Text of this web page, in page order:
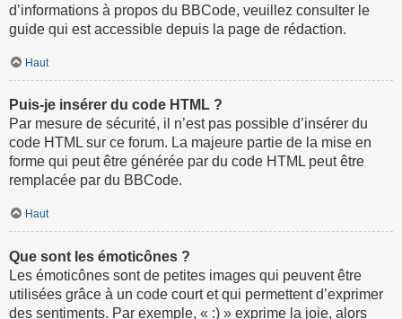
d’informations à propos du BBCode, veuillez consulter le
guide qui est accessible depuis la page de rédaction.
Haut
Puis-je insérer du code HTML ?
Par mesure de sécurité, il n’est pas possible d’insérer du
code HTML sur ce forum. La majeure partie de la mise en
forme qui peut être générée par du code HTML peut être
remplacée par du BBCode.
Haut
Que sont les émoticônes ?
Les émoticônes sont de petites images qui peuvent être
utilisées grâce à un code court et qui permettent d’exprimer
des sentiments. Par exemple, « :) » exprime la joie, alors